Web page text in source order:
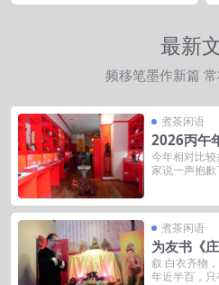
最新
频移笔墨作新篇
煮茶闲语
2026丙午
今年相对比
家说一声抱
煮茶闲语
为友书《
叙 白衣齐物
年近半百，